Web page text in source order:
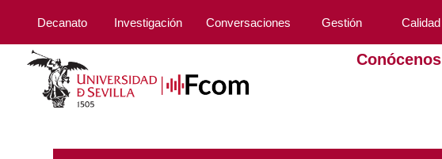
Decanato Investigación Conversaciones Gestión Calidad
Conócenos